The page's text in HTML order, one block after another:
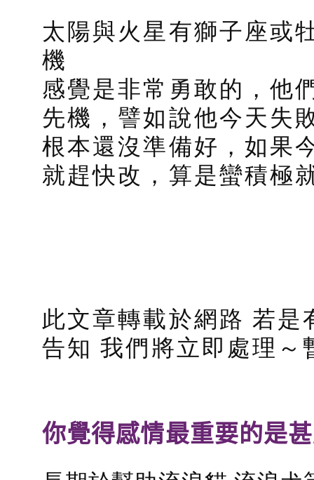
太陽與火星有獅子座或
機
感覺是非常勇敢的，他
先機，譬如說他今天失
根本還沒準備好，如果
就趕快改，算是蠻積極
此文章轉載於網路 若
告知 我們將立即處理～
你覺得感情最重要的是